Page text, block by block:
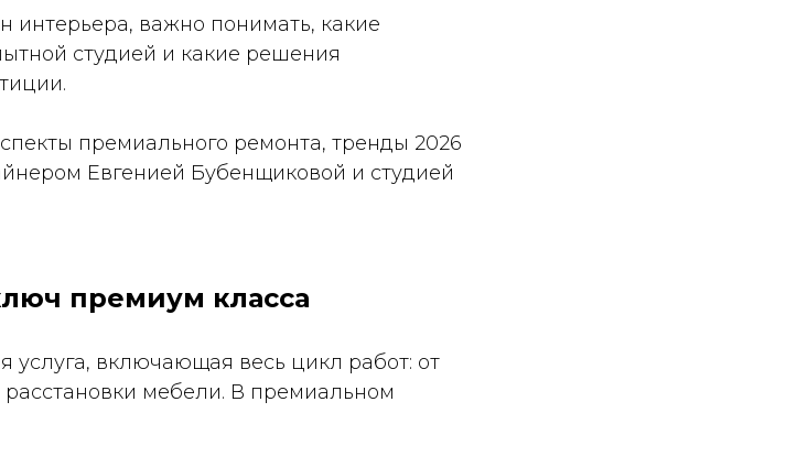
интерьера, важно понимать, какие
студией и какие решения
премиального ремонта, тренды 2026
Евгенией Бубенщиковой и студией
премиум класса
включающая весь цикл работ: от
мебели. В премиальном